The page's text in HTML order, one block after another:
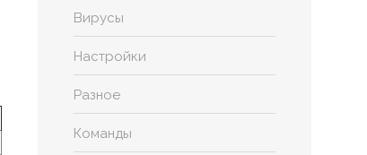
Вирусы
Настройки
Разное
Команды